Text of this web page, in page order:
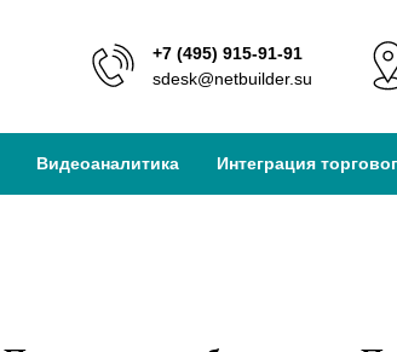
+7 (495) 915-91-91
sdesk@netbuilder.su
Видеоаналитика Интеграция